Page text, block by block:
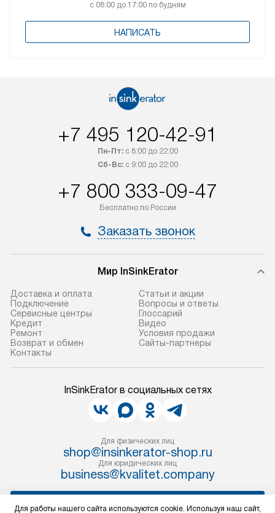
с 08:00 до 17:00 по будням
НАПИСАТЬ
+7 495 120-42-91
Пн-Пт:с 8:00 до 22:00
Сб-Вс:с 9:00 до 22:00
+7 800 333-09-47
Бесплатно по России
Заказать звонок
Мир InSinkErator
Доставка и оплата
Подключение
Сервисные центры
Кредит
Ремонт
Возврат и обмен
Контакты
Статьи и акции
Вопросы и ответы
Глоссарий
Видео
Условия продажи
Сайты-партнеры
InSinkErator в социальных сетях
Для физических лиц
shop@insinkerator-shop.ru
Для юридических лиц
business@kvalitet.company
Для работы нашего сайта используются cookie. Используя наш сайт,